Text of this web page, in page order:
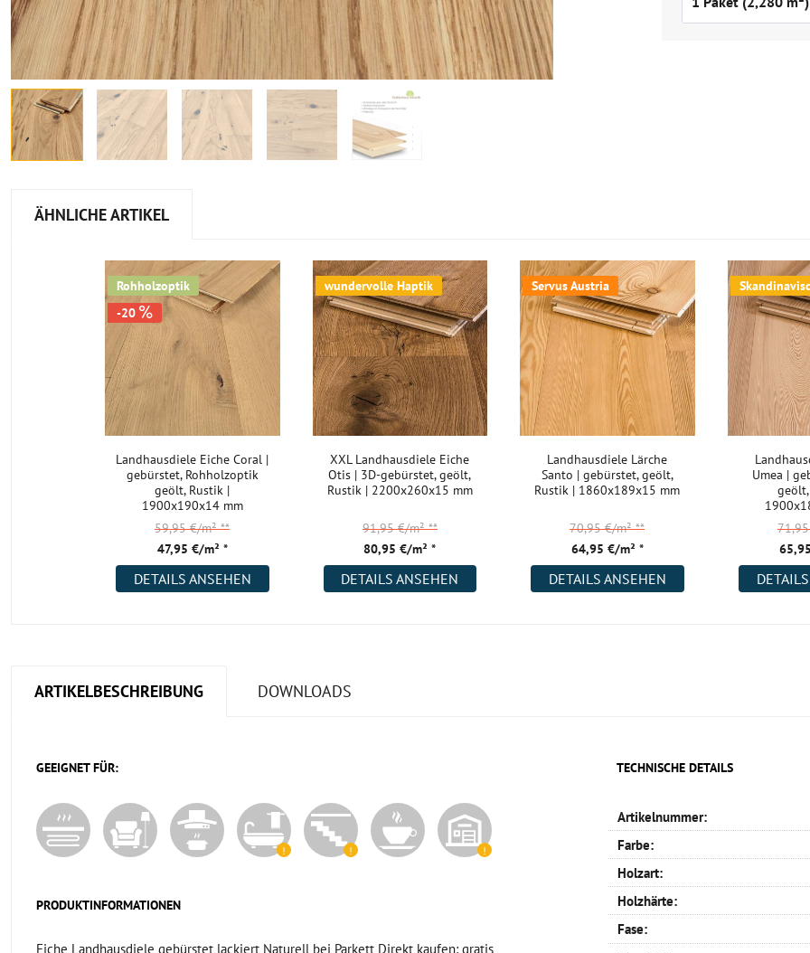
ÄHNLICHE ARTIKEL
Rohholzoptik
-20
Landhausdiele Eiche Coral |
gebürstet, Rohholzoptik
geölt, Rustik |
1900x190x14 mm
47,95 €/m² *
59,95 €/m²**
DETAILS ANSEHEN
wundervolle Haptik
XXL Landhausdiele Eiche
Otis | 3D-gebürstet, geölt,
Rustik | 2200x260x15 mm
80,95 €/m² *
91,95 €/m²**
DETAILS ANSEHEN
Servus Austria
Landhausdiele Lärche
Santo | gebürstet, geölt,
Rustik | 1860x189x15 mm
64,95 €/m² *
70,95 €/m²**
DETAILS ANSEHEN
Umea |
ARTIKELBESCHREIBUNG DOWNLOADS
GEEIGNET FÜR:
PRODUKTINFORMATIONEN
Eiche Landhausdiele gebürstet lackiert Naturell bei Parkett Direkt kaufen: gratis
TECHNISCHE DETAILS
Artikelnummer:
Farbe:
Holzart:
Holzhärte:
Fase: